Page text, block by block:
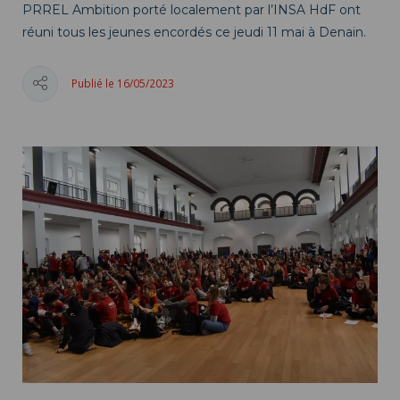
PRREL Ambition porté localement par l’INSA HdF ont
réuni tous les jeunes encordés ce jeudi 11 mai à Denain.
Publié le 16/05/2023